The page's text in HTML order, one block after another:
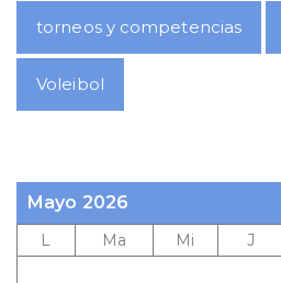
torneos y competencias
Voleibol
Mayo 2026
L Ma Mi J